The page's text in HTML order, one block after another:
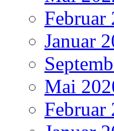
Februar
Januar
Mai
Februar